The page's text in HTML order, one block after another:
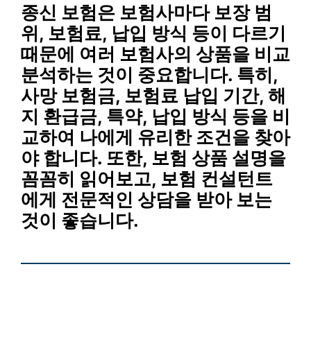
종신 보험은 보험사마다 보장 범
위, 보험료, 납입 방식 등이 다르기
때문에 여러 보험사의 상품을 비교
분석하는 것이 중요합니다. 특히,
사망 보험금, 보험료 납입 기간, 해
지 환급금, 특약, 납입 방식 등을 비
교하여 나에게 유리한 조건을 찾아
야 합니다. 또한, 보험 상품 설명을
꼼꼼히 읽어보고, 보험 컨설턴트
에게 전문적인 상담을 받아 보는
것이 좋습니다.